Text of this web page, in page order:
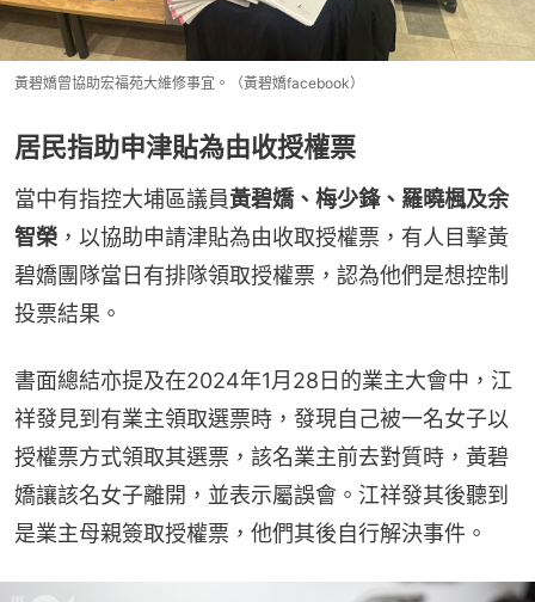
黃碧嬌曾協助宏福苑大維修事宜。（黃碧嬌facebook）
居民指助申津貼為由收授權票
當中有指控大埔區議員黃碧嬌、梅少鋒、羅曉楓及余
智榮 ，以協助申請津貼為由收取授權票，有人目擊黃
碧嬌團隊當日有排隊領取授權票，認為他們是想控制
投票結果。
書面總結亦提及在2024年1月28日的業主大會中，江
祥發見到有業主領取選票時，發現自己被一名女子以
授權票方式領取其選票，該名業主前去對質時，黃碧
嬌讓該名女子離開，並表示屬誤會。江祥發其後聽到
是業主母親簽取授權票，他們其後自行解決事件。